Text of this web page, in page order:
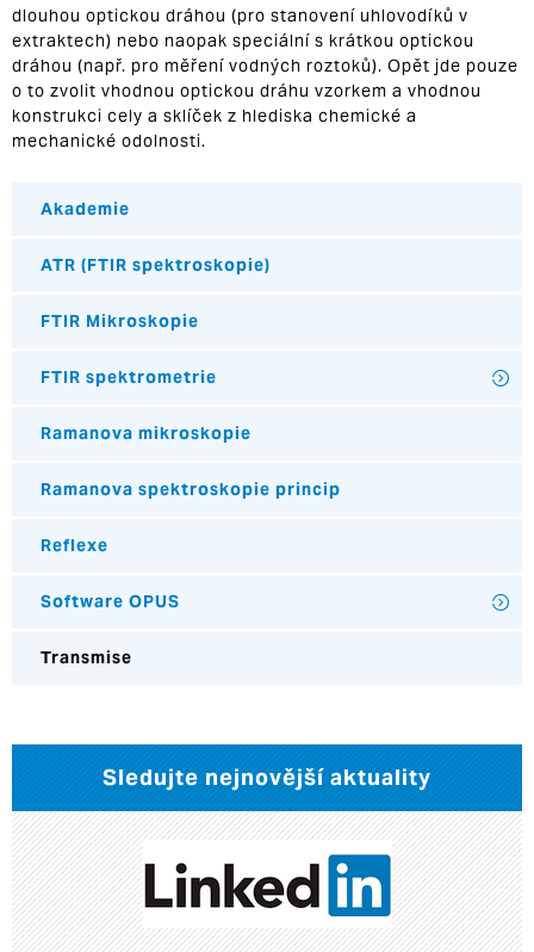
dlouhou optickou dráhou (pro stanovení uhlovodíků v
extraktech) nebo naopak speciální s krátkou optickou
dráhou (např. pro měření vodných roztoků). Opět jde pouze
o to zvolit vhodnou optickou dráhu vzorkem a vhodnou
konstrukci cely a sklíček z hlediska chemické a
mechanické odolnosti.
Akademie
ATR (FTIR spektroskopie)
FTIR Mikroskopie
FTIR spektrometrie
Ramanova mikroskopie
Ramanova spektroskopie princip
Reflexe
Software OPUS
Transmise
Sledujte nejnovější aktuality